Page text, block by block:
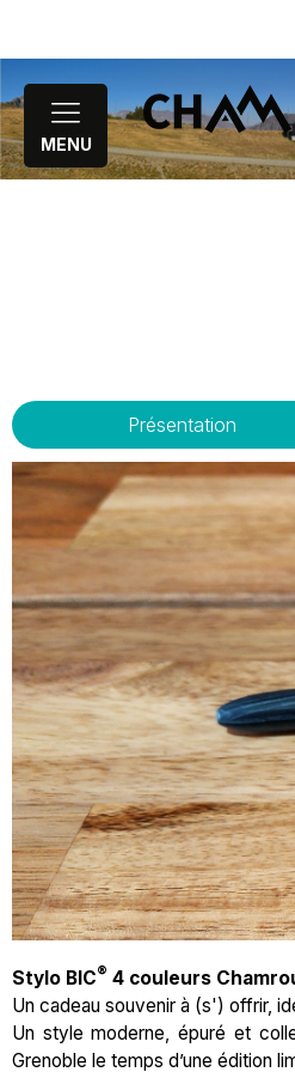
MENU
Présentation
Stylo BIC® 4 couleurs
Un cadeau souvenir à (s') offrir,
Un style moderne, épuré et
Grenoble le temps d’une édition